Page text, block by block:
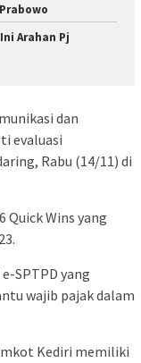
Arahan Pj
dan
evaluasi
Rabu (14/11) di
Quick Wins yang
SPTPD yang
wajib pajak dalam
Kediri memiliki